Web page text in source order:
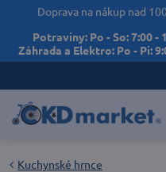
Doprava na nákup nad
Potraviny: Po - So: 7:00 -
Záhrada a Elektro: Po - Pi:
Kuchynské hrnce